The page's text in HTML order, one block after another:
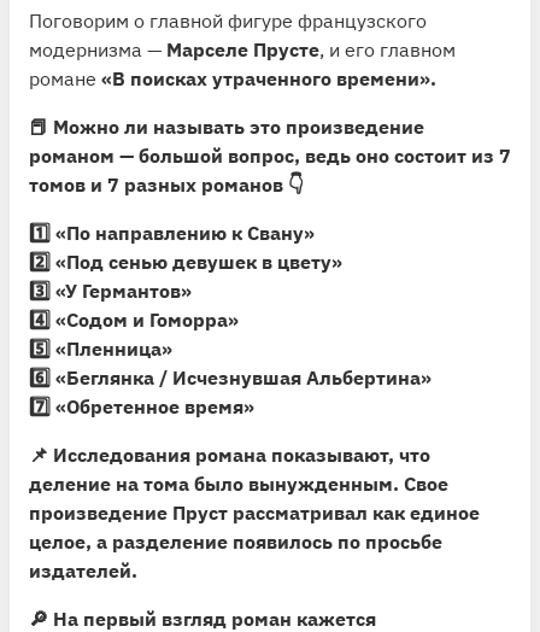
Поговорим о главной фигуре французского
модернизма — Марселе Прусте, и его главном
романе «В поисках утраченного времени».
📕 Можно ли называть это произведение
романом — большой вопрос, ведь оно состоит из 7
томов и 7 разных романов 👇
1️⃣ «По направлению к Свану»
2️⃣ «Под сенью девушек в цвету»
3️⃣ «У Германтов»
4️⃣ «Содом и Гоморра»
5️⃣ «Пленница»
6️⃣ «Беглянка / Исчезнувшая Альбертина»
7️⃣ «Обретенное время»
📌 Исследования романа показывают, что
деление на тома было вынужденным. Свое
произведение Пруст рассматривал как единое
целое, а разделение появилось по просьбе
издателей.
🔎 На первый взгляд роман кажется